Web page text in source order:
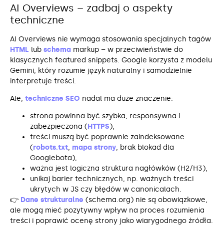
AI Overviews – zadbaj o aspekty
techniczne
AI Overviews nie wymaga stosowania specjalnych tagów
HTML lub schema markup – w przeciwieństwie do
klasycznych featured snippets. Google korzysta z modelu
Gemini, który rozumie język naturalny i samodzielnie
interpretuje treści.
Ale, techniczne SEO nadal ma duże znaczenie:
strona powinna być szybka, responsywna i
zabezpieczona (HTTPS),
treści muszą być poprawnie zaindeksowane
(robots.txt, mapa strony, brak blokad dla
Googlebota),
ważna jest logiczna struktura nagłówków (H2/H3),
unikaj barier technicznych, np. ważnych treści
ukrytych w JS czy błędów w canonicalach.
👉 Dane strukturalne (schema.org) nie są obowiązkowe,
ale mogą mieć pozytywny wpływ na proces rozumienia
treści i poprawić ocenę strony jako wiarygodnego źródła.